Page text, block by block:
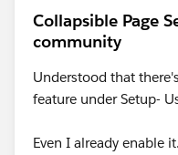
Collapsible Page
community
Understood that
feature under Setup-
Even I already enable